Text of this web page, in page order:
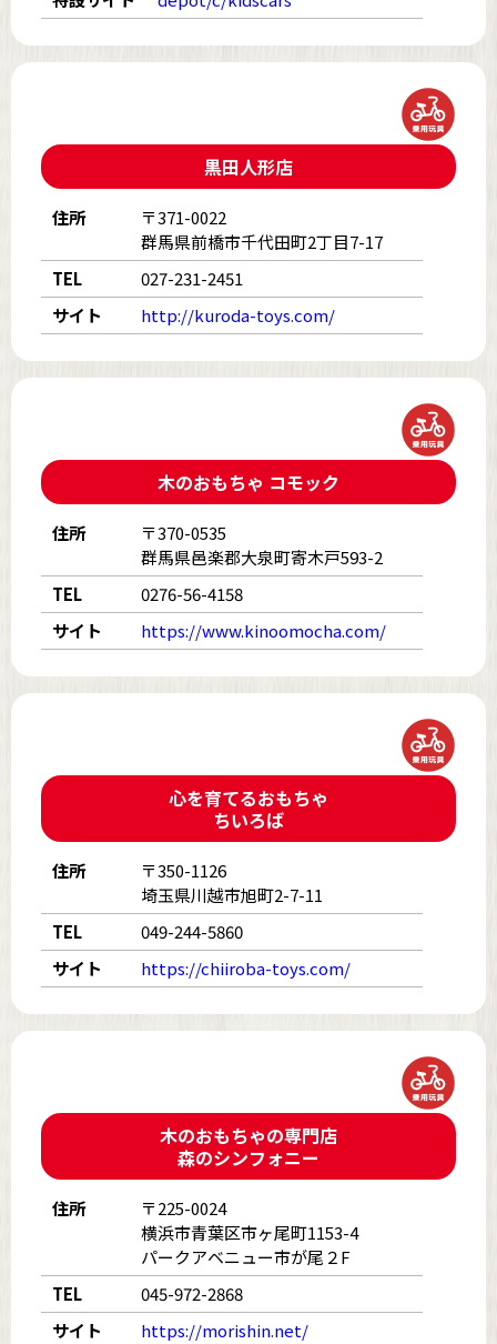
黒田人形店
住所
〒371-0022
群馬県前橋市千代田町2丁目7-17
TEL
027-231-2451
サイト
http://kuroda-toys.com/
木のおもちゃ コモック
住所
〒370-0535
群馬県邑楽郡大泉町寄木戸593-2
TEL
0276-56-4158
サイト
https://www.kinoomocha.com/
心を育てるおもちゃ
ちいろば
住所
〒350-1126
埼玉県川越市旭町2-7-11
TEL
049-244-5860
サイト
https://chiiroba-toys.com/
木のおもちゃの専門店
森のシンフォニー
住所
〒225-0024
横浜市青葉区市ヶ尾町1153-4
パークアベニュー市が尾２F
TEL
045-972-2868
サイト
https://morishin.net/